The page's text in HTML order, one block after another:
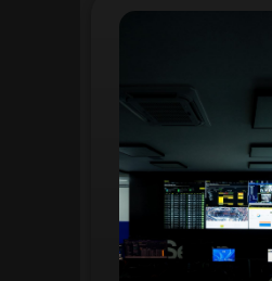
planejadas. Utilizando
central e sistemas de
informações
identificando
conformidades e
melhoria.